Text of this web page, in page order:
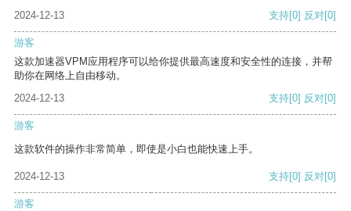
2024-12-13
支持[0] 反对[0]
游客
这款加速器VPM应用程序可以给你提供最高速度和安全性的连接，并帮
助你在网络上自由移动。
2024-12-13
支持[0] 反对[0]
游客
这款软件的操作非常简单，即使是小白也能快速上手。
2024-12-13 支持[0] 反对[0]
游客